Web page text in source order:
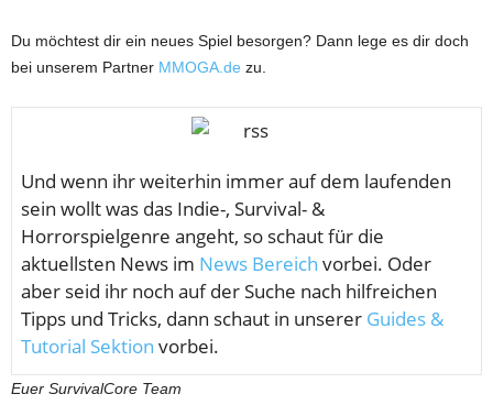
Du möchtest dir ein neues Spiel besorgen? Dann lege es dir doch
bei unserem Partner MMOGA.de zu.
Und wenn ihr weiterhin immer auf dem laufenden
sein wollt was das Indie-, Survival- &
Horrorspielgenre angeht, so schaut für die
aktuellsten News im News Bereich vorbei. Oder
aber seid ihr noch auf der Suche nach hilfreichen
Tipps und Tricks, dann schaut in unserer Guides &
Tutorial Sektion vorbei.
Euer SurvivalCore Team